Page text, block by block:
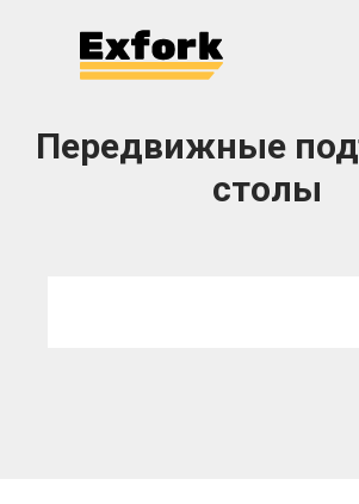
Передвижные
столы